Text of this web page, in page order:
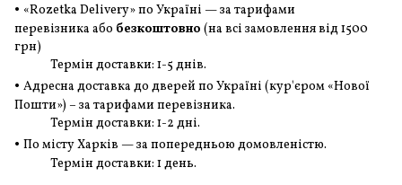
• «Rozetka Delivery» по Україні — за тарифами
перевізника або безкоштовно (на всі замовленнявід 1500
грн)
Термін доставки: 1-5 днів.
• Адресна доставка до дверей по Україні (кур'єром «Нової
Пошти») – за тарифами перевізника.
Термін доставки: 1-2 дні.
• По місту Харків — за попередньою домовленістю.
Термін доставки: 1 день.